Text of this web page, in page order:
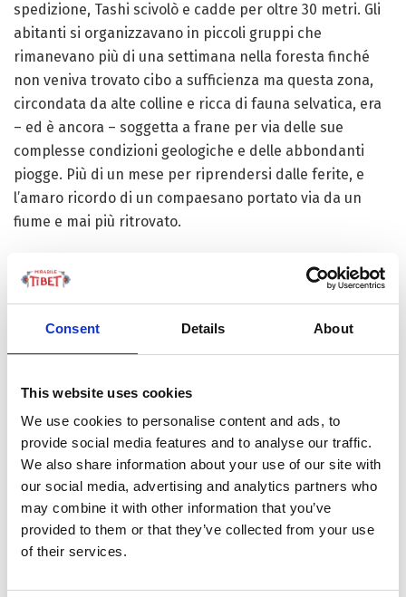
Consent Details About
This website uses cookies
We use cookies to personalise content and ads, to
provide social media features and to analyse our traffic.
We also share information about your use of our site with
our social media, advertising and analytics partners who
may combine it with other information that you’ve
provided to them or that they’ve collected from your use
of their services.
spedizione, Tashi scivolò e cadde per oltre 30 metri. Gli
abitanti si organizzavano in piccoli gruppi che
rimanevano più di una settimana nella foresta finché
non veniva trovato cibo a sufficienza ma questa zona,
circondata da alte colline e ricca di fauna selvatica, era
– ed è ancora – soggetta a frane per via delle sue
complesse condizioni geologiche e delle abbondanti
piogge. Più di un mese per riprendersi dalle ferite, e
l’amaro ricordo di un compaesano portato via da un
fiume e mai più ritrovato.
Con l’istituzione nel 2000 della Riserva naturale
nazionale del Grand Canyon Yarlung Zangbo, che
ponendo fine alla vecchia tradizione. Ma instaurandone
un’altra perché, da allora, Tashi lavora comerangere
degli animali alla loro protezione”, ammette con un
sorriso. Secondo l’Ufficio per le foreste e le praterie
della Contea di Mêdog, ora ci sono 2.106 guardie forestali
come Tashi. Che si occupano della prevenzione degli
incendi boschivi, della protezione delle piante rare e –
beninteso – del salvataggio degli animali selvatici in
nazionale di seconda classe in Cina, che Tashi trova